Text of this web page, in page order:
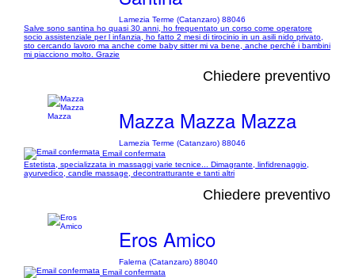
Lamezia Terme (Catanzaro) 88046
Salve sono santina ho quasi 30 anni, ho frequentato un corso come operatore
socio assistenziale per l infanzia, ho fatto 2 mesi di tirocinio in un asili nido privato,
sto cercando lavoro ma anche come baby sitter mi va bene, anche perché i bambini
mi piacciono molto. Grazie
Chiedere preventivo
Mazza Mazza Mazza
Lamezia Terme (Catanzaro) 88046
Email confermata
Estetista, specializzata in massaggi varie tecnice... Dimagrante, linfidrenaggio,
ayurvedico, candle massage, decontratturante e tanti altri
Chiedere preventivo
Eros Amico
Falerna (Catanzaro) 88040
Email confermata